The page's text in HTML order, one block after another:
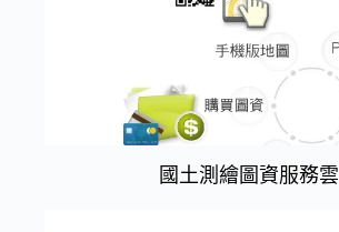
國土測繪圖資服務雲